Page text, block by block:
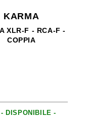
KARMA
CIABATTA 6
BIPASSO - 16A
- DISPONIBILE -